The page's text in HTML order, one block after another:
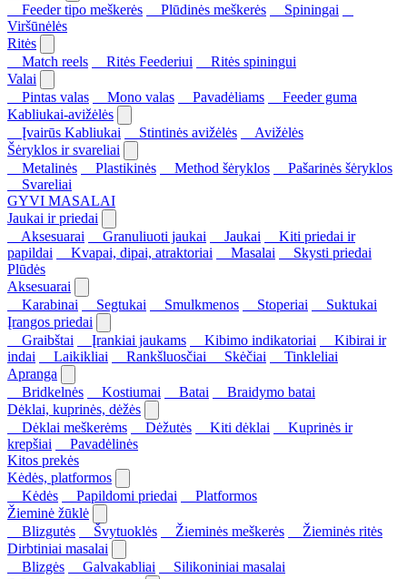
Feeder tipo meškerės
Plūdinės meškerės
Spiningai
Viršūnėlės
Ritės
Match reels
Ritės Feederiui
Ritės spiningui
Valai
Pintas valas
Mono valas Pavadėliams
Feeder guma
Kabliukai-avižėlės
Įvairūs Kabliukai
Stintinės avižėlės
Avižėlės
Šėryklos ir svareliai
Metalinės
Plastikinės Method šėryklos
Pašarinės šėryklos
Svareliai
GYVI MASALAI
Jaukai ir priedai
Aksesuarai
Granuliuoti jaukai Jaukai
Kiti priedai ir
papildai
Kvapai, dipai, atraktoriai Masalai
Skysti priedai
Plūdės
Aksesuarai
Karabinai
Segtukai Smulkmenos Stoperiai
Suktukai
Įrangos priedai
Graibštai
Įrankiai jaukams Kibimo indikatoriai
Kibirai ir
indai
Laikikliai Rankšluosčiai Skėčiai
Tinkleliai
Apranga
Bridkelnės
Kostiumai Batai
Braidymo batai
Dėklai, kuprinės, dėžės
Dėklai meškerėms
Dėžutės Kiti dėklai
Kuprinės ir
krepšiai
Pavadėlinės
Kitos prekės
Kėdės, platformos
Kėdės
Papildomi priedai
Platformos
Žieminė žūklė
Blizgutės
Švytuoklės Žieminės meškerės
Žieminės ritės
Dirbtiniai masalai
Blizgės
Galvakabliai
Silikoniniai masalai